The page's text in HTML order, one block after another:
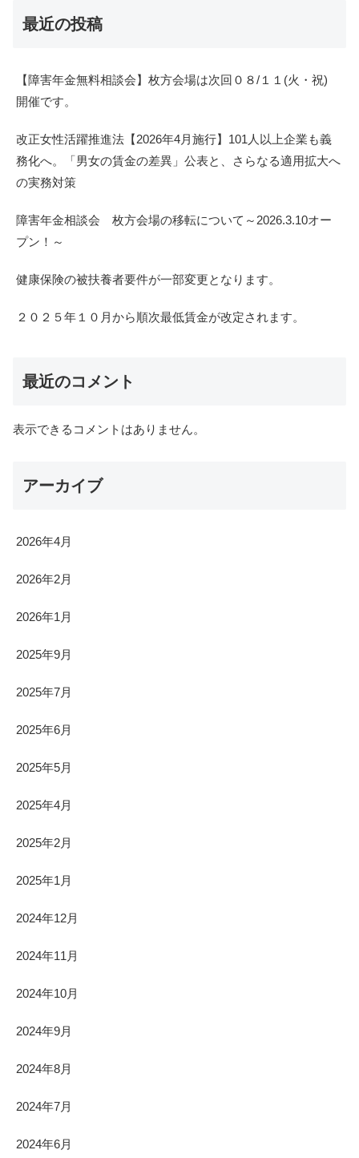
最近の投稿
【障害年金無料相談会】枚方会場は次回０８/１１(火・祝)
開催です。
改正女性活躍推進法【2026年4月施行】101人以上企業も義
務化へ。「男女の賃金の差異」公表と、さらなる適用拡大へ
の実務対策
障害年金相談会 枚方会場の移転について～2026.3.10オー
プン！～
健康保険の被扶養者要件が一部変更となります。
２０２５年１０月から順次最低賃金が改定されます。
最近のコメント
表示できるコメントはありません。
アーカイブ
2026年4月
2026年2月
2026年1月
2025年9月
2025年7月
2025年6月
2025年5月
2025年4月
2025年2月
2025年1月
2024年12月
2024年11月
2024年10月
2024年9月
2024年8月
2024年7月
2024年6月